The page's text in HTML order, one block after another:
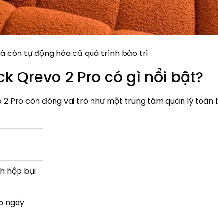
còn tự động hóa cả quá trình bảo trì
Qrevo 2 Pro có gì nổi bật?
Pro còn đóng vai trò như một trung tâm quản lý toàn
hộp bụi
ngày